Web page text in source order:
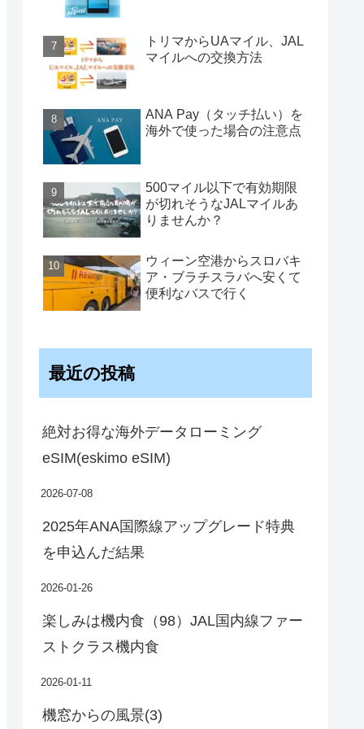
トリマからUAマイル、JAL
マイルへの交換方法
ANA Pay（タッチ払い）を
海外で使った場合の注意点
500マイル以下で有効期限
が切れそうなJALマイルあ
りませんか？
ウィーン空港からスロバキ
ア・ブラチスラバへ安くて
便利なバスで行く
最近の投稿
絶対お得な海外データローミング
eSIM(eskimo eSIM)
2026-07-08
2025年ANA国際線アップグレード特典
を申込んだ結果
2026-01-26
楽しみは機内食（98）JAL国内線ファー
ストクラス機内食
2026-01-11
機窓からの風景(3)